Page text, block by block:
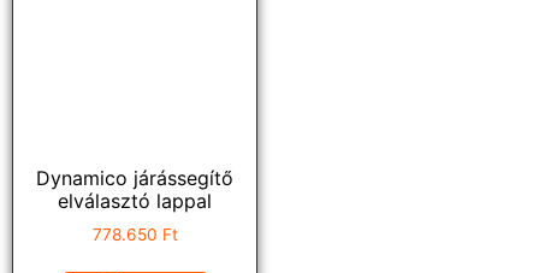
Dynamico járássegítő
elválasztó lappal
778.650 Ft